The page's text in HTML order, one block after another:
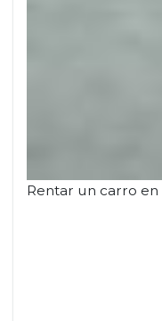
Rentar un carro en